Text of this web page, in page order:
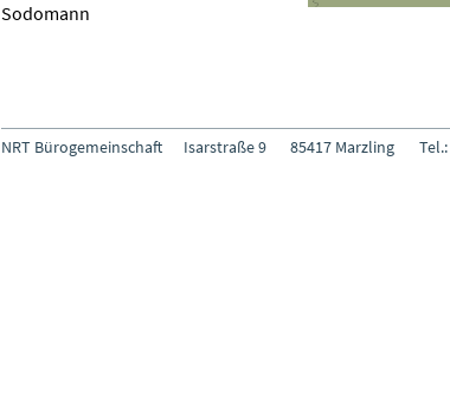
Sodomann
NRT Bürogemeinschaft Isarstraße 9 85417 Marzling Tel.: